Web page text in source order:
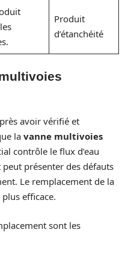
Produit
d’étanchéité
avoir vérifié et
la vanne multivoies
contrôle le flux d’eau
présenter des défauts
Le remplacement de la
efficace.
sont les